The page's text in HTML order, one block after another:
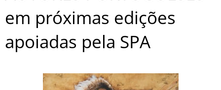
em próximas edições
apoiadas pela SPA